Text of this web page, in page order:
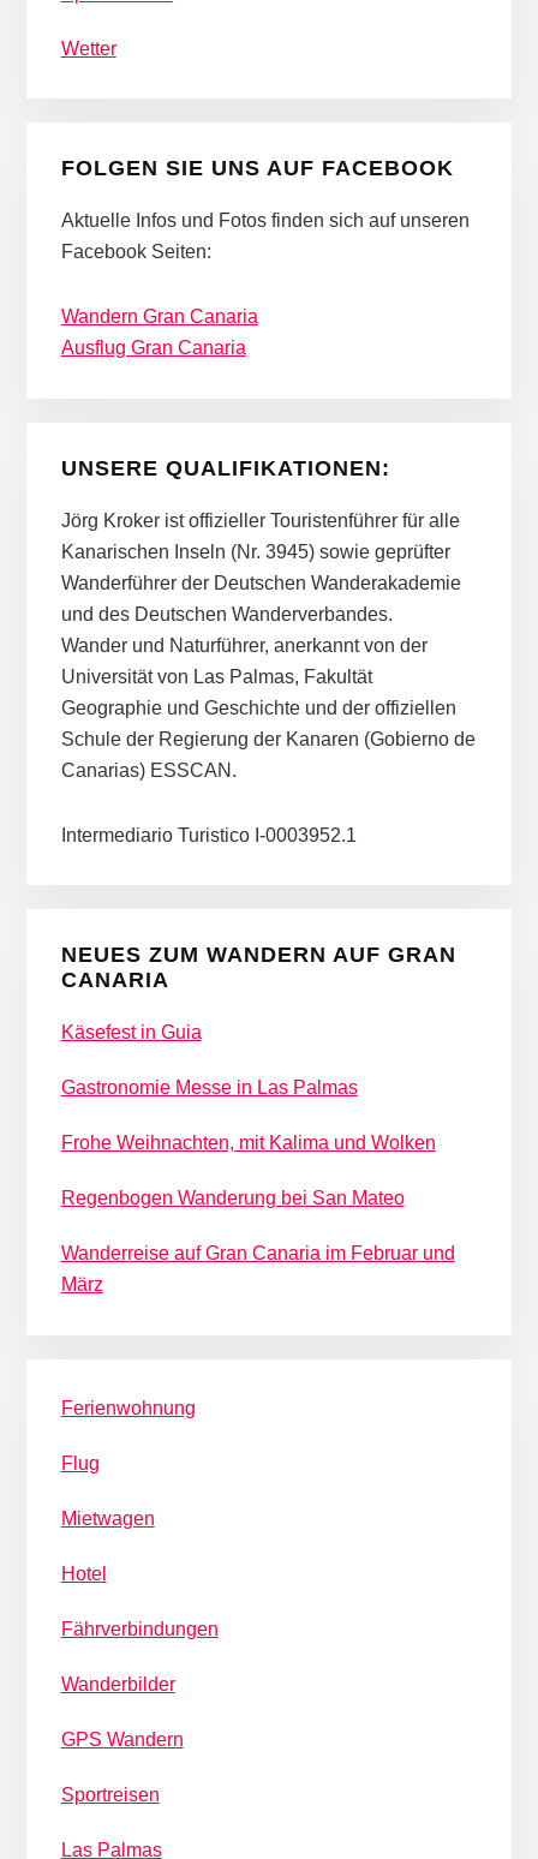
Wetter
FOLGEN SIE UNS AUF FACEBOOK
Aktuelle Infos und Fotos finden sich auf unseren
Facebook Seiten:
Wandern Gran Canaria
Ausflug Gran Canaria
UNSERE QUALIFIKATIONEN:
Jörg Kroker ist offizieller Touristenführer für alle
Kanarischen Inseln (Nr. 3945) sowie geprüfter
Wanderführer der Deutschen Wanderakademie
und des Deutschen Wanderverbandes.
Wander und Naturführer, anerkannt von der
Universität von Las Palmas, Fakultät
Geographie und Geschichte und der offiziellen
Schule der Regierung der Kanaren (Gobierno de
Canarias) ESSCAN.
Intermediario Turistico I-0003952.1
NEUES ZUM WANDERN AUF GRAN
CANARIA
Käsefest in Guia
Gastronomie Messe in Las Palmas
Frohe Weihnachten, mit Kalima und Wolken
Regenbogen Wanderung bei San Mateo
Wanderreise auf Gran Canaria im Februar und
März
Ferienwohnung
Flug
Mietwagen
Hotel
Fährverbindungen
Wanderbilder
GPS Wandern
Sportreisen
Las Palmas